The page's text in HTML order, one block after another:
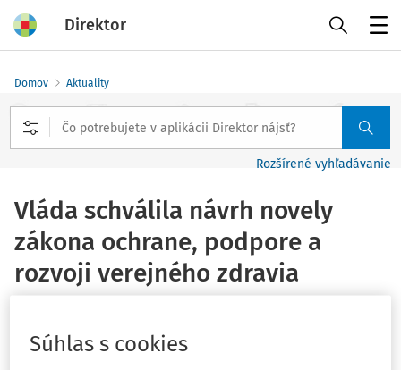
Direktor
Domov Aktuality
Rozšírené vyhľadávanie
Vláda schválila návrh novely
zákona ochrane, podpore a
rozvoji verejného zdravia
Súvisiace dokumenty (1)
Súhlas s cookies